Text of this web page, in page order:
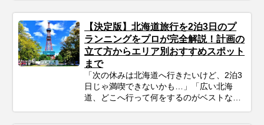
計画すれば、子連れ北海道旅行は最高の体
験になります。 この記事では、子連れファ
ミリーが北海道旅行を思いっきり楽しむた
めの、計画の立て方の基本から、子供が絶
対喜ぶおすすめスポット＆アクティビテ
ィ、ホテル選びの秘訣、そしてあると便利
な持ち物や注意点まで、パパママ目線で徹
【決定版】北海道旅行を2泊3日のプ
ランニングをプロが完全解説！計画の
立て方からエリア別おすすめスポット
まで
「次の休みは北海道へ行きたいけど、2泊3
日じゃ満喫できないかも…」「広い北海
道、どこへ行って何をするのがベストな